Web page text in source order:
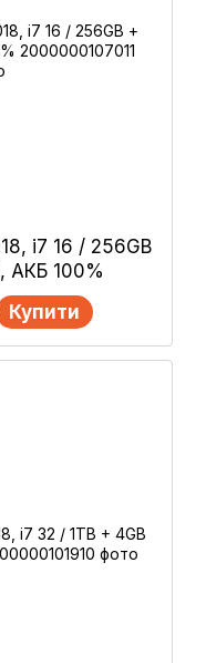
i7 16 / 256GB
АКБ 100%
Купити